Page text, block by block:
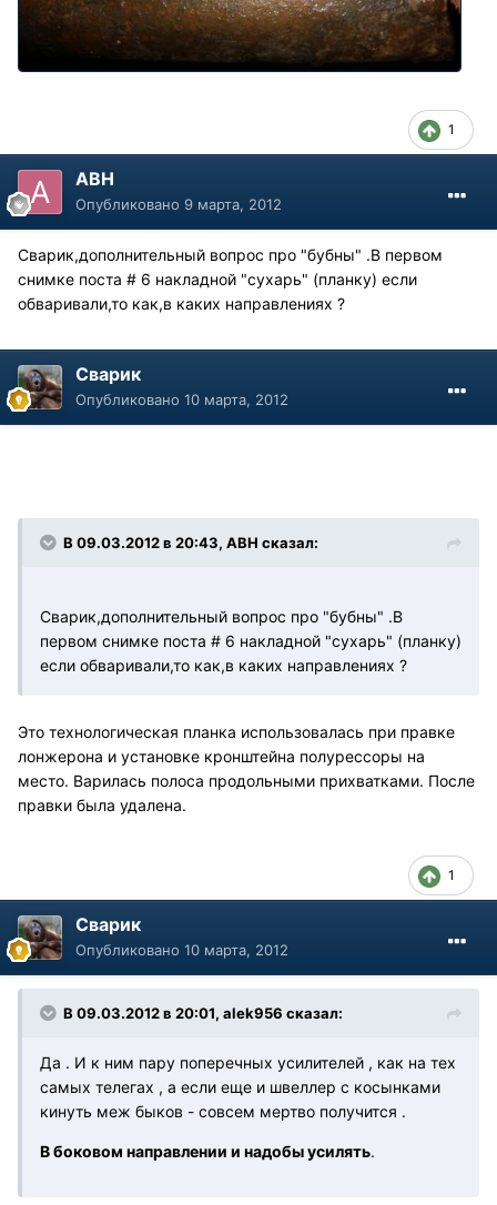
1
АВН
Опубликовано 9 марта, 2012
Сварик,дополнительный вопрос про "бубны" .В первом
снимке поста # 6 накладной "сухарь" (планку) если
обваривали,то как,в каких направлениях ?
Сварик
Опубликовано 10 марта, 2012
В 09.03.2012 в 20:43, АВН сказал:
Сварик,дополнительный вопрос про "бубны" .В
первом снимке поста # 6 накладной "сухарь" (планку)
если обваривали,то как,в каких направлениях ?
Это технологическая планка использовалась при правке
лонжерона и установке кронштейна полурессоры на
место. Варилась полоса продольными прихватками. После
правки была удалена.
1
Сварик
Опубликовано 10 марта, 2012
В 09.03.2012 в 20:01, alek956 сказал:
Да . И к ним пару поперечных усилителей , как на тех
самых телегах , а если еще и швеллер с косынками
кинуть меж быков - совсем мертво получится .
В боковом направлении и надобы усилять.